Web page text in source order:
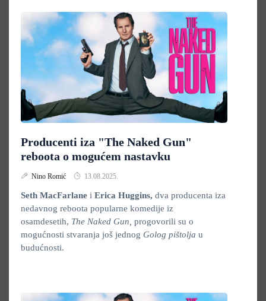
Producenti iza "The Naked Gun"
reboota o mogućem nastavku
Nino Romić 13.08.2025.
Seth MacFarlane i Erica Huggins, dva producenta iza
nedavnog reboota popularne komedije iz
osamdesetih, The Naked Gun, progovorili su o
mogućnosti stvaranja još jednog Golog pištolja u
budućnosti.